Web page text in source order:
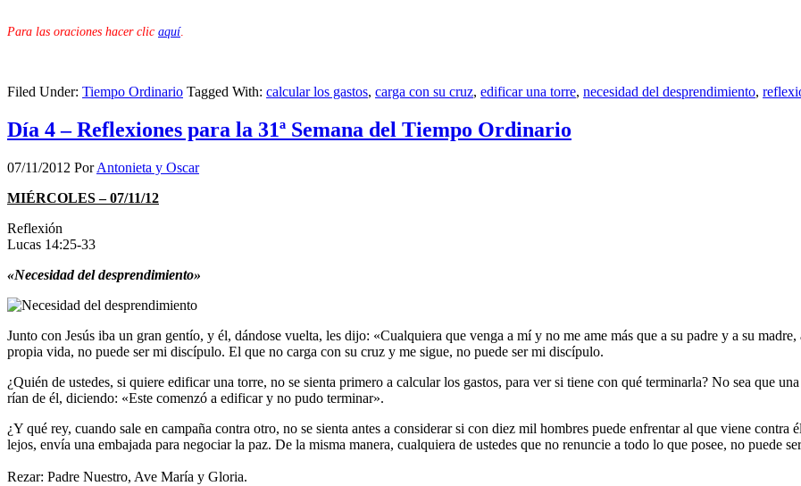
Para las oraciones hacer clic aquí.
Filed Under: Tiempo Ordinario Tagged With: calcular los gastos, carga con su cruz, edificar una torre, necesidad del desprendimiento,
Día 4 – Reflexiones para la 31ª Semana del Tiempo Ordinario
07/11/2012 PorAntonieta y Oscar
MIÉRCOLES – 07/11/12
Reflexión
Lucas 14:25-33
«Necesidad del desprendimiento»
Junto con Jesús iba un gran gentío, y él, dándose vuelta, les dijo: «Cualquiera que venga a mí y no me ame más que a su padre y a su
propia vida, no puede ser mi discípulo. El que no carga con su cruz y me sigue, no puede ser mi discípulo.
¿Quién de ustedes, si quiere edificar una torre, no se sienta primero a calcular los gastos, para ver si tiene con qué terminarla? No sea que
rían de él, diciendo: «Este comenzó a edificar y no pudo terminar».
¿Y qué rey, cuando sale en campaña contra otro, no se sienta antes a considerar si con diez mil hombres puede enfrentar al que viene
lejos, envía una embajada para negociar la paz. De la misma manera, cualquiera de ustedes que no renuncie a todo lo que posee, no puede
Rezar: Padre Nuestro, Ave María y Gloria.